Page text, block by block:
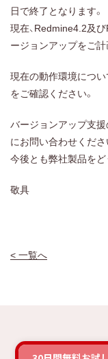
日で終了となります。
現在、Redmine4.2及
ージョンアップをご計
現在の動作環境につ
をご確認ください。
バージョンアップ支
にお問い合わせくださ
今後とも弊社製品をど
敬具
< 一覧へ